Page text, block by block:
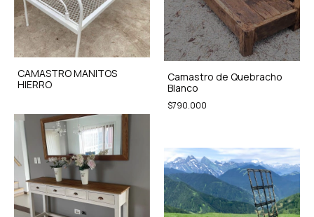
CAMASTRO MANITOS
HIERRO
Camastro de Quebracho
Blanco
$790.000